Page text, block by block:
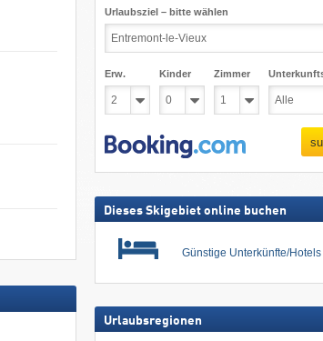
Urlaubsziel – bitte wählen
Erw. Kinder Zimmer
Dieses Skigebiet online buchen
Günstige Unterkünfte/Hotels
Urlaubsregionen